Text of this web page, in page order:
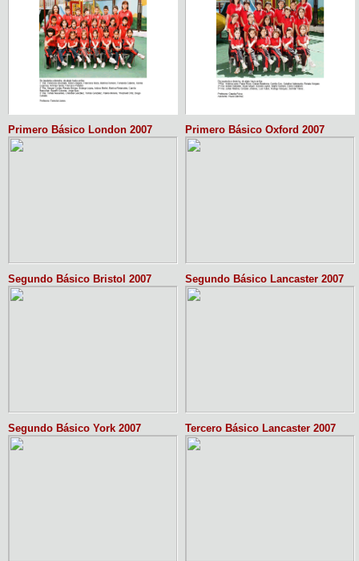
Primero Básico London 2007 Primero Básico Oxford 2007
Segundo Básico Bristol 2007 Segundo Básico Lancaster 2007
Segundo Básico York 2007 Tercero Básico Lancaster 2007